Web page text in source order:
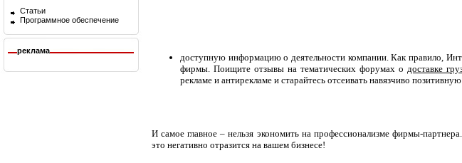
Статьи
Программное обеспечение
реклама
доступную информацию о деятельности компании. Как правило,
фирмы. Поищите отзывы на тематических форумах одоставке
рекламе и антирекламе и старайтесь отсеивать навязчиво
И самое главное – нельзя экономить на профессионализме фирмы-
это негативно отразится на вашем бизнесе!